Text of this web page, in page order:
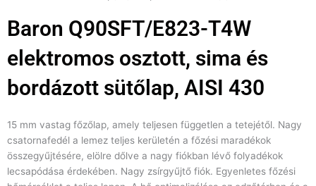
Baron Q90SFT/E823-T4W
elektromos osztott, sima és
bordázott sütőlap, AISI 430
15 mm vastag főzőlap, amely teljesen független a tetejétől. Nagy
csatornafedél a lemez teljes kerületén a főzési maradékok
összegyűjtésére, elölre dőlve a nagy fiókban lévő folyadékok
lecsapódása érdekében. Nagy zsírgyűjtő fiók. Egyenletes főzési